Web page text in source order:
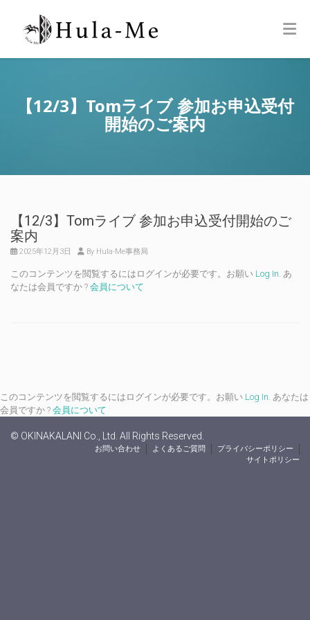
【12/3】Tomライブ 参加お申込受付
開始のご案内
【12/3】Tomライブ 参加お申込受付開始のご
案内
2025年12月3日 By Hula-Me事務局
このコンテンツを閲覧するにはログインが必要です。お願い Log In. あ
なたは会員ですか ? 会員について
このコンテンツを閲覧するにはログインが必要です。お願い Log In. あなたは
会員ですか ? 会員について
© OKINAKALANI Co., Ltd. All Rights Reserved.
お問い合わせ よくあるご質問
プライバシーポリシー
サイトポリシー